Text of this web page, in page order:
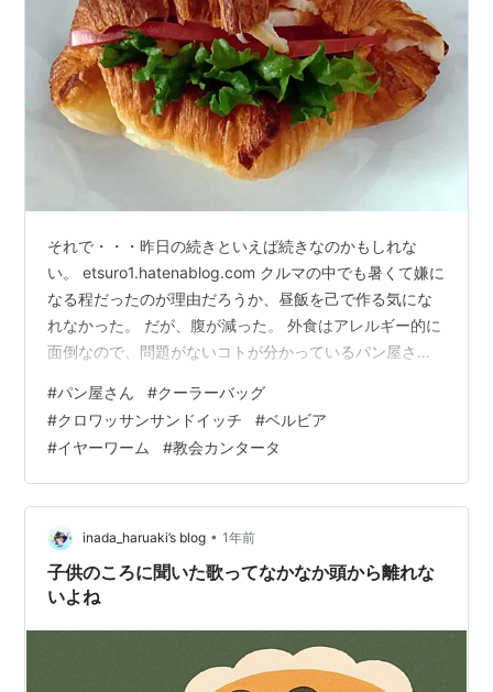
それで・・・昨日の続きといえば続きなのかもしれな
い。 etsuro1.hatenablog.com クルマの中でも暑くて嫌に
なる程だったのが理由だろうか、昼飯を己で作る気にな
れなかった。 だが、腹が減った。 外食はアレルギー的に
面倒なので、問題がないコトが分かっているパン屋さん
しば購入した店だ。そしてそういうコトになるかもしれ
ないと思い、クーラーバッグ持参だったのだ。 サンドイ
ッチ類とか買って、クソ暑い車内に置いて帰宅するまで
の間に品質が劣化するのは明白なのだ。夏場のお出かけ
は、クーラーバッグが必須！と思う昨今だ。出先でナニ
ガシカを見つけた時に…
#パン屋さん #クーラーバッグ
#クロワッサンサンドイッチ #ベルビア
#イヤーワーム #教会カンタータ
inada_haruaki’s blog • 1年前
子供のころに聞いた歌ってなかなか頭から離れな
いよね